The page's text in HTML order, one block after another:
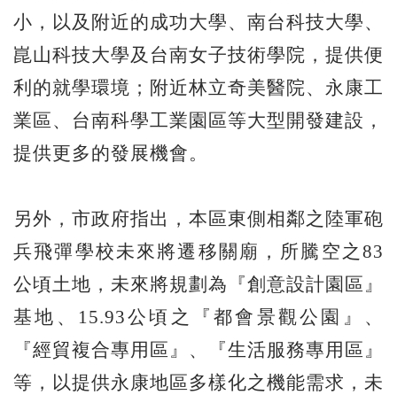
小，以及附近的成功大學、南台科技大學、
崑山科技大學及台南女子技術學院，提供便
利的就學環境；附近林立奇美醫院、永康工
業區、台南科學工業園區等大型開發建設，
提供更多的發展機會。
另外，市政府指出，本區東側相鄰之陸軍砲
兵飛彈學校未來將遷移關廟，所騰空之83
公頃土地，未來將規劃為『創意設計園區』
基地、15.93公頃之『都會景觀公園』、
『經貿複合專用區』、『生活服務專用區』
等，以提供永康地區多樣化之機能需求，未